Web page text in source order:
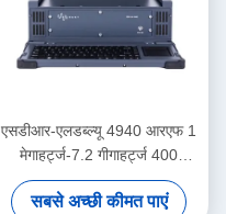
एसडीआर-एलडब्ल्यू 4940 आरएफ 1
मेगाहर्ट्ज-7.2 गीगाहर्ट्ज 400
मेगाहर्ट्ज बीडब्ल्यू प्रत्येक 4 चैनल 1
× क्यूएसएफपी + यूएसबी 3.0 आई 9
सबसे अच्छी कीमत पाएं